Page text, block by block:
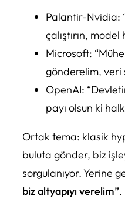
Palantir-Nvidia:
çalıştırın, model
Microsoft:
gönderelim, veri
OpenAI:
payı olsun ki
Ortak tema: klasik
buluta gönder, biz
sorgulanıyor. Yerine
biz altyapıyı verelim”.